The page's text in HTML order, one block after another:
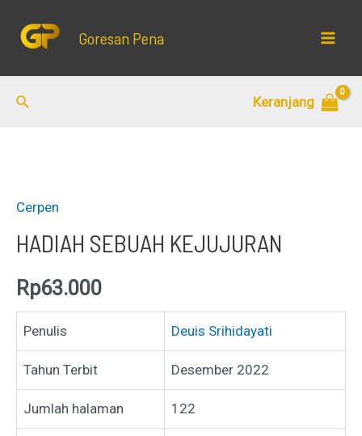
Goresan Pena
Cari Keranjang
Cerpen
HADIAH SEBUAH KEJUJURAN
Rp63.000
Penulis Deuis Srihidayati
Tahun Terbit Desember 2022
Jumlah halaman 122